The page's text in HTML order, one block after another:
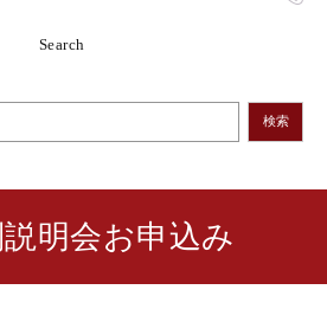
Search
検索
明会お申込み